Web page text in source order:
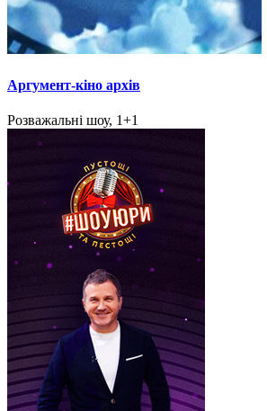
Аргумент-кіно архів
Розважальні шоу, 1+1